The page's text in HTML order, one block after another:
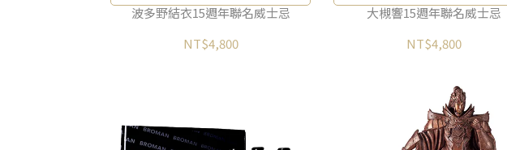
波多野結衣15週年聯名威士忌
NT$4,800
大槻響15週年聯名威士忌
NT$4,800